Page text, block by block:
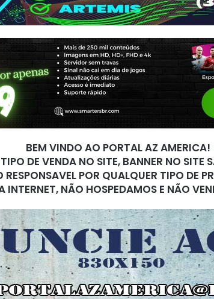
BEM VINDO AO PORTAL AZ AMERICA!
DE VENDA NO SITE, BANNER NO SITE
RESPONSAVEL POR QUALQUER TIPO DE
INTERNET, NÃO HOSPEDAMOS E NÃO